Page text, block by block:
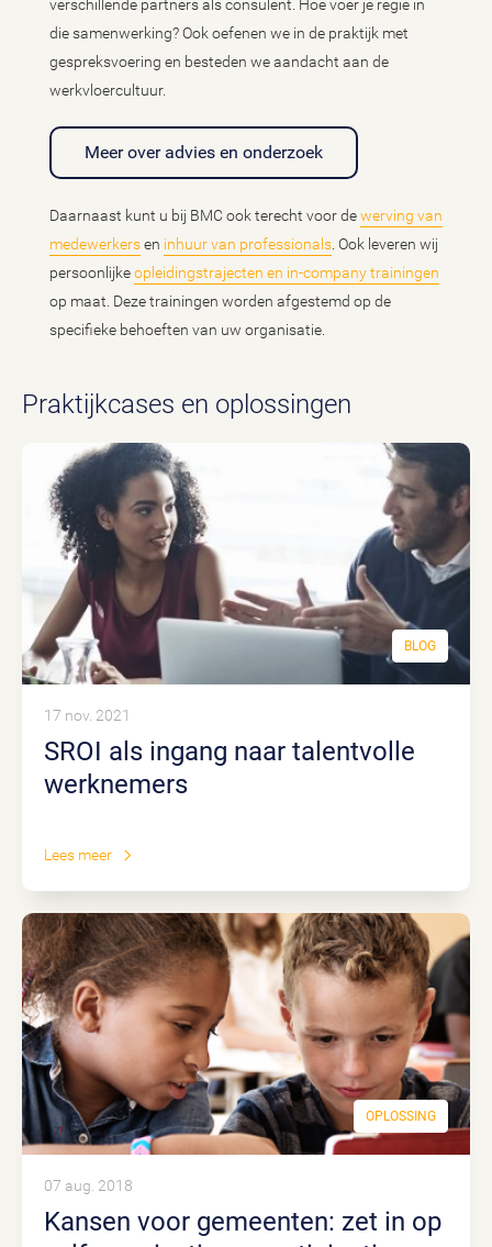
verschillende partners als consulent. Hoe voer je regie in
die samenwerking? Ook oefenen we in de praktijk met
gespreksvoering en besteden we aandacht aan de
werkvloercultuur.
Meer over advies en onderzoek
Daarnaast kunt u bij BMC ook terecht voor dewerving van
medewerkersen inhuur van professionals . Ook leveren wij
persoonlijkeopleidingstrajecten en in-company trainingen
op maat. Deze trainingen worden afgestemd op de
specifieke behoeften van uw organisatie.
Praktijkcases en oplossingen
BLOG
SROI als ingang naar talentvolle
werknemers
17 nov. 2021
Lees meer
OPLOSSING
Kansen voor gemeenten: zet in op
07 aug. 2018